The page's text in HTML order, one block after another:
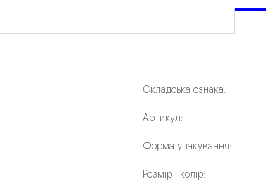
Складська ознака:
Артикул:
Форма упакування:
Розмір і колір: